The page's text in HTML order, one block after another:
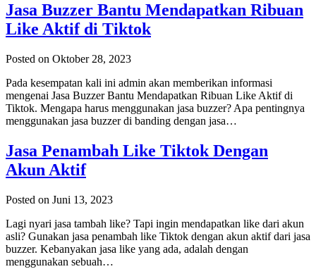
Jasa Buzzer Bantu Mendapatkan Ribuan
Like Aktif di Tiktok
Posted on Oktober 28, 2023
Pada kesempatan kali ini admin akan memberikan informasi
mengenai Jasa Buzzer Bantu Mendapatkan Ribuan Like Aktif di
Tiktok. Mengapa harus menggunakan jasa buzzer? Apa pentingnya
menggunakan jasa buzzer di banding dengan jasa…
Jasa Penambah Like Tiktok Dengan
Akun Aktif
Posted on Juni 13, 2023
Lagi nyari jasa tambah like? Tapi ingin mendapatkan like dari akun
asli? Gunakan jasa penambah like Tiktok dengan akun aktif dari jasa
buzzer. Kebanyakan jasa like yang ada, adalah dengan
menggunakan sebuah…